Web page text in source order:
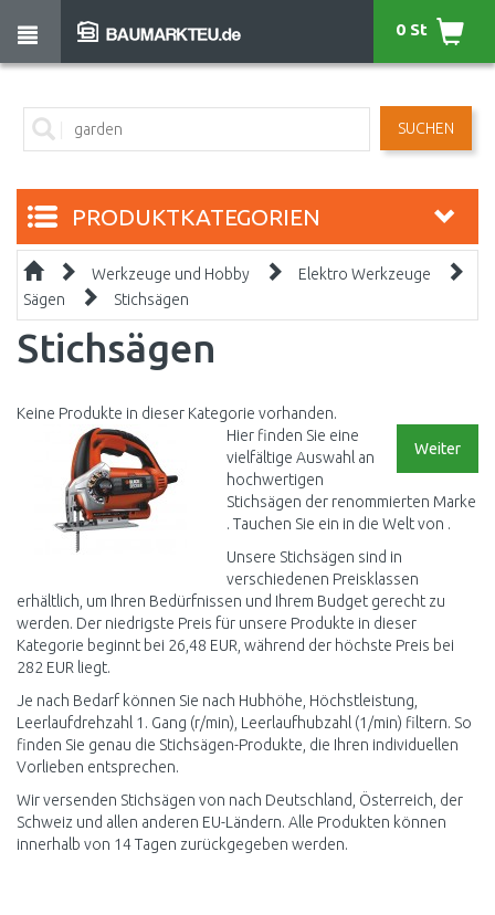
SUCHEN
0 St
PRODUKTKATEGORIEN
Werkzeuge und Hobby
Elektro Werkzeuge
Sägen
Stichsägen
Stichsägen
Keine Produkte in dieser Kategorie vorhanden.
Weiter
Hier finden Sie eine
vielfältige Auswahl an
hochwertigen
Stichsägen der renommierten Marke
. Tauchen Sie ein in die Welt von .
Unsere Stichsägen sind in
verschiedenen Preisklassen
erhältlich, um Ihren Bedürfnissen und Ihrem Budget gerecht zu
werden. Der niedrigste Preis für unsere Produkte in dieser
Kategorie beginnt bei 26,48 EUR, während der höchste Preis bei
282 EUR liegt.
Je nach Bedarf können Sie nach Hubhöhe, Höchstleistung,
Leerlaufdrehzahl 1. Gang (r/min), Leerlaufhubzahl (1/min) filtern. So
finden Sie genau die Stichsägen-Produkte, die Ihren individuellen
Vorlieben entsprechen.
Wir versenden Stichsägen von nach Deutschland, Österreich, der
Schweiz und allen anderen EU-Ländern. Alle Produkten können
innerhalb von 14 Tagen zurückgegeben werden.